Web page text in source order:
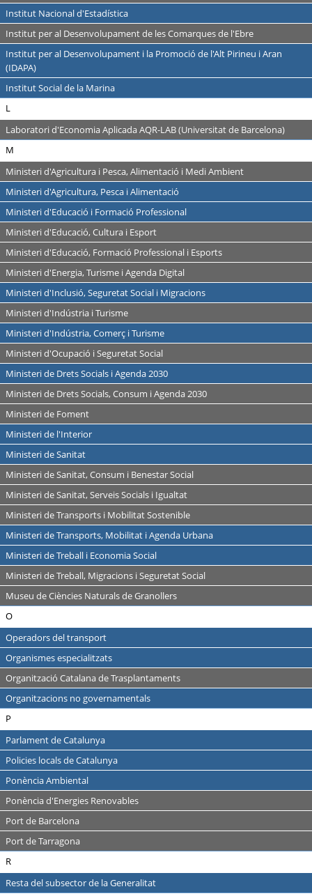
Institut Nacional d'Estadística
Institut per al Desenvolupament de les Comarques de l'Ebre
Institut per al Desenvolupament i la Promoció de l'Alt Pirineu i Aran
(IDAPA)
Institut Social de la Marina
L
Laboratori d'Economia Aplicada AQR-LAB (Universitat de Barcelona)
M
Ministeri d'Agricultura i Pesca, Alimentació i Medi Ambient
Ministeri d'Agricultura, Pesca i Alimentació
Ministeri d'Educació i Formació Professional
Ministeri d'Educació, Cultura i Esport
Ministeri d'Educació, Formació Professional i Esports
Ministeri d'Energia, Turisme i Agenda Digital
Ministeri d'Inclusió, Seguretat Social i Migracions
Ministeri d'Indústria i Turisme
Ministeri d'Indústria, Comerç i Turisme
Ministeri d'Ocupació i Seguretat Social
Ministeri de Drets Socials i Agenda 2030
Ministeri de Drets Socials, Consum i Agenda 2030
Ministeri de Foment
Ministeri de l'Interior
Ministeri de Sanitat
Ministeri de Sanitat, Consum i Benestar Social
Ministeri de Sanitat, Serveis Socials i Igualtat
Ministeri de Transports i Mobilitat Sostenible
Ministeri de Transports, Mobilitat i Agenda Urbana
Ministeri de Treball i Economia Social
Ministeri de Treball, Migracions i Seguretat Social
Museu de Ciències Naturals de Granollers
O
Operadors del transport
Organismes especialitzats
Organització Catalana de Trasplantaments
Organitzacions no governamentals
P
Parlament de Catalunya
Policies locals de Catalunya
Ponència Ambiental
Ponència d'Energies Renovables
Port de Barcelona
Port de Tarragona
R
Resta del subsector de la Generalitat